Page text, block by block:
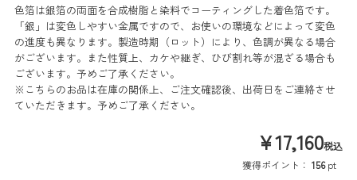
色箔は銀箔の両面を合成樹脂と染料でコーティングした着色箔です。
「銀」は変色しやすい金属ですので、お使いの環境などによって変色
の進度も異なります。製造時期（ロット）により、色調が異なる場合
がございます。また性質上、カケや継ぎ、ひび割れ等が混ざる場合も
ございます。予めご了承ください。
※こちらのお品は在庫の関係上、ご注文確認後、出荷日をご連絡させ
ていただきます。予めご了承ください。
¥17,160税込
獲得ポイント： 156 pt